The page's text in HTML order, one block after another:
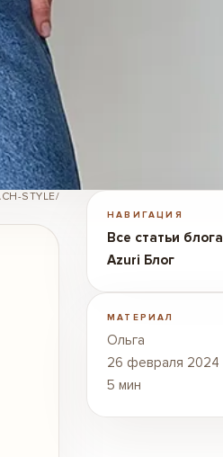
STYLE/
НАВИГАЦИЯ
Все статьи блога
Azuri Блог
МАТЕРИАЛ
Ольга
26 февраля 2024
5 мин